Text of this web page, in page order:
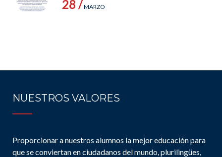
28 /MARZO
NUESTROS VALORES
Proporcionar a nuestros alumnos la mejor educación para
que se conviertan en ciudadanos del mundo, plurilingües,